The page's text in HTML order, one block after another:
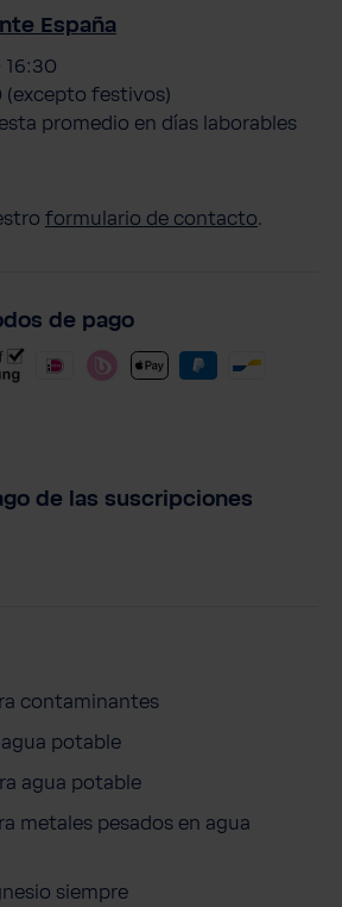
para Niños
con IVA incluido
España
16:30
(excepto festivos)
promedio en días laborables
formulario de contacto.
de pago
de las suscripciones
contaminantes
potable
agua potable
metales pesados en agua
siempre